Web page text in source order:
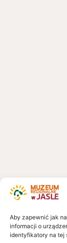
Aby zapewnić jak
informacji o
identyfikatory na tej